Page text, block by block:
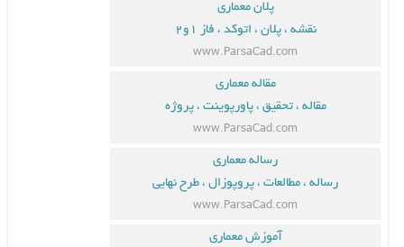
پلان معماری
نقشه ، پلان ، اتوکد ، فاز ۱و۲
www.ParsaCad.com
مقاله معماری
مقاله ، تحقیق ، پاورپوینت ، پروژه
www.ParsaCad.com
رساله معماری
رساله ، مطالعات ، پروپوزال ، طرح نهایی
www.ParsaCad.com
آموزش معماری